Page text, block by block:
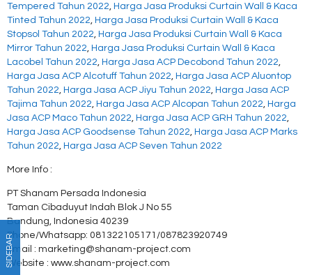
Tempered Tahun 2022, Harga Jasa Produksi Curtain Wall & Kaca
Tinted Tahun 2022, Harga Jasa Produksi Curtain Wall & Kaca
Stopsol Tahun 2022, Harga Jasa Produksi Curtain Wall & Kaca
Mirror Tahun 2022, Harga Jasa Produksi Curtain Wall & Kaca
Lacobel Tahun 2022, Harga Jasa ACP Decobond Tahun 2022,
Harga Jasa ACP Alcotuff Tahun 2022, Harga Jasa ACP Aluontop
Tahun 2022, Harga Jasa ACP Jiyu Tahun 2022, Harga Jasa ACP
Tajima Tahun 2022, Harga Jasa ACP Alcopan Tahun 2022, Harga
Jasa ACP Maco Tahun 2022, Harga Jasa ACP GRH Tahun 2022,
Harga Jasa ACP Goodsense Tahun 2022, Harga Jasa ACP Marks
Tahun 2022, Harga Jasa ACP Seven Tahun 2022
More Info :
PT Shanam Persada Indonesia
Taman Cibaduyut Indah Blok J No 55
Bandung, Indonesia 40239
Phone/Whatsapp: 081322105171/087823920749
Email : marketing@shanam-project.com
Website : www.shanam-project.com
SIDEBAR